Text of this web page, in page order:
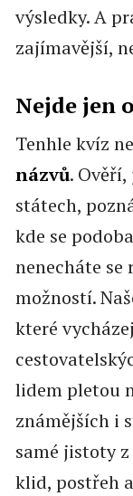
výsledky. A
zajímavější,
Nejde jen
Tenhle kvíz
názvů.
státech,
kde se
nenecháte
možností.
které
lidem pletou
známějších i
samé jistoty
klid, postřeh